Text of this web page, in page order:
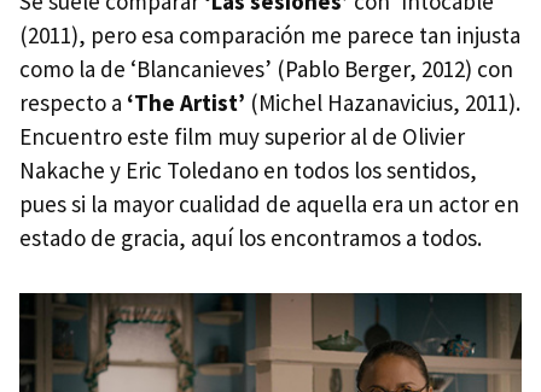
(2011), pero esa comparación me parece tan injusta
como la de ‘Blancanieves’ (Pablo Berger, 2012) con
respecto a ‘The Artist’ (Michel Hazanavicius, 2011).
Encuentro este film muy superior al de Olivier
Nakache y Eric Toledano en todos los sentidos,
pues si la mayor cualidad de aquella era un actor en
estado de gracia, aquí los encontramos a todos.